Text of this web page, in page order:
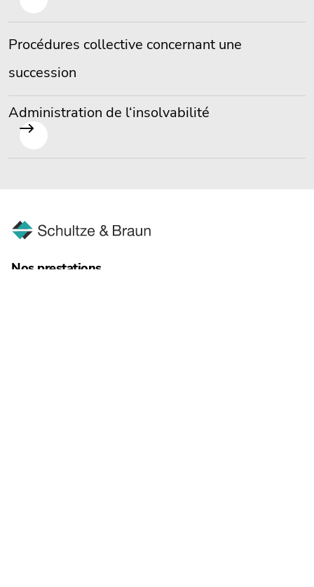
Procédures collective concernant une
succession
Administration de l‘insolvabilité
Nos prestations